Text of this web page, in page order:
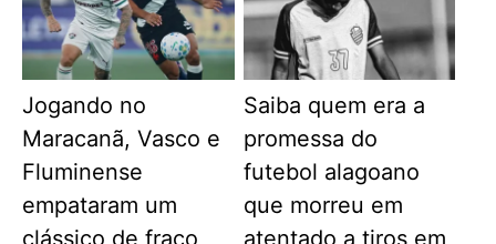
Jogando no
Maracanã, Vasco e
Fluminense
empataram um
clássico de fraco
Saiba quem era a
promessa do
futebol alagoano
que morreu em
atentado a tiros em